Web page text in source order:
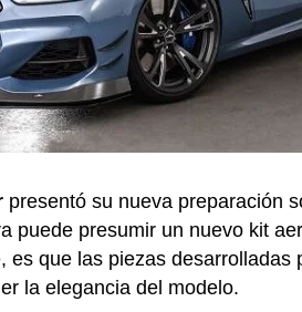
presentó su nueva preparación
puede presumir un nuevo kit
es que las piezas
la elegancia del modelo.